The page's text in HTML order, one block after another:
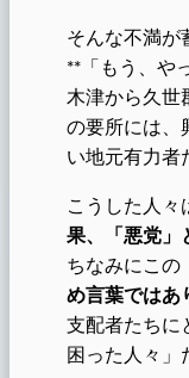
そんな不満が
**「もう、や
木津から久世
の要所には、
い地元有力者
こうした人々
果、「悪党」
ちなみにこの
め言葉ではあ
支配者たちに
困った人々」